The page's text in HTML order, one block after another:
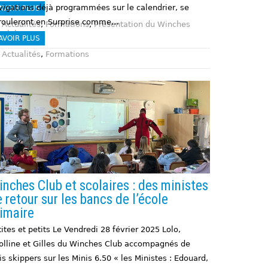
PLUS
Actualités,Formations,Présentation du Winches
Club
déjà programmées sur le calendrier, se
en Surprise comme…
PLUS
Actualités, Formations
Club et scolaires : des ministes
retour sur les bancs de l’école
et petits Le Vendredi 28 février 2025 Lolo,
et Gilles du Winches Club accompagnés de
skippers sur les Minis 6.50 « les Ministes : Edouard,